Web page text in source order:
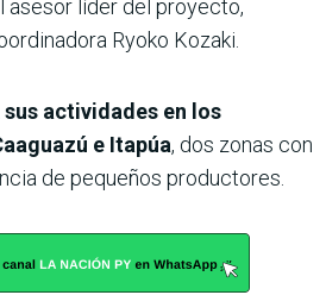
asesor líder del proyecto,
Ryoko Kozaki.
actividades en los
e Itapúa, dos zonas con
de pequeños productores.